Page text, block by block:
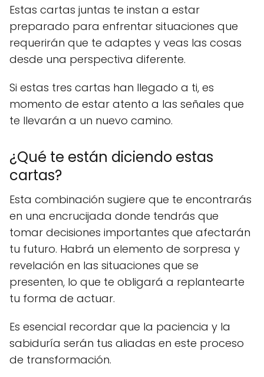
Estas cartas juntas te instan a estar
preparado para enfrentar situaciones que
requerirán que te adaptes y veas las cosas
desde una perspectiva diferente.
Si estas tres cartas han llegado a ti, es
momento de estar atento a las señales que
te llevarán a un nuevo camino.
¿Qué te están diciendo estas
cartas?
Esta combinación sugiere que te encontrarás
en una encrucijada donde tendrás que
tomar decisiones importantes que afectarán
tu futuro. Habrá un elemento de sorpresa y
revelación en las situaciones que se
presenten, lo que te obligará a replantearte
tu forma de actuar.
Es esencial recordar que la paciencia y la
sabiduría serán tus aliadas en este proceso
de transformación.